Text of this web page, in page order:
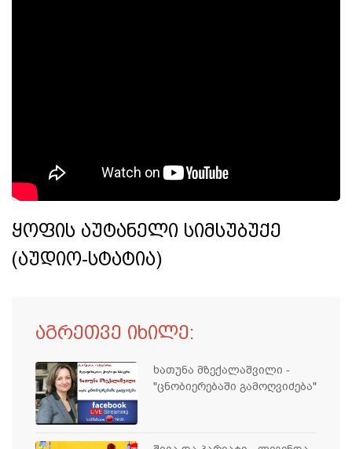
ყოფის აუტანელი სიმსუბუქე
(აუდიო-სტატია)
აგრეთვე იხილე:
ხათუნა მზექალაშვილი -
"ცნობიერებაში გამოღვიძება"